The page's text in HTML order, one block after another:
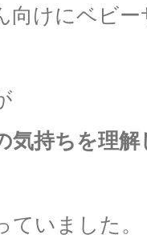
向けにベビ
気持ちを理
ていました。